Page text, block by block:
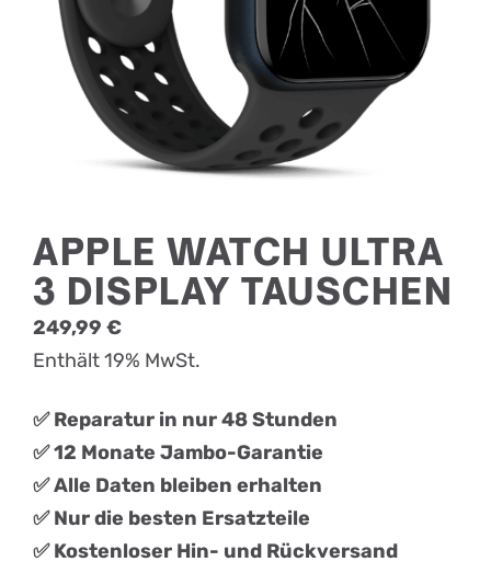
APPLE WATCH ULTRA
3 DISPLAY TAUSCHEN
249,99 €
Enthält 19% MwSt.
✅ Reparatur in nur 48 Stunden
✅ 12 Monate Jambo-Garantie
✅ Alle Daten bleiben erhalten
✅ Nur die besten Ersatzteile
✅ Kostenloser Hin- und Rückversand